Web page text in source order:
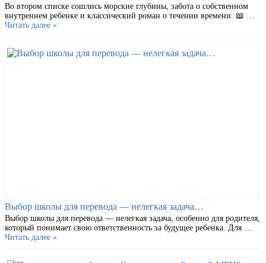
Во втором списке сошлись морские глубины, забота о собственном
внутреннем ребенке и классический роман о течении времени. 📖 …
Читать далее »
Выбор школы для перевода — нелегкая задача…
Выбор школы для перевода — нелегкая задача, особенно для родителя,
который понимает свою ответственность за будущее ребенка. Для …
Читать далее »